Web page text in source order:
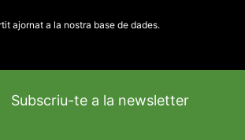
ajornat a la nostra base de dades.
Subscriu-te a la newsletter